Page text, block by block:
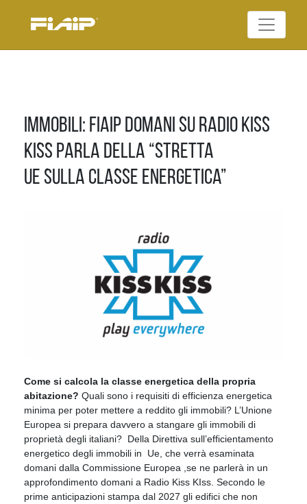
Federazione Italiana
Immobili: Fiaip domani su Radio Kiss
Kiss parla della “stretta
Ue sulla classe energetica”
Come si calcola la classe energetica della propria
abitazione? Quali sono i requisiti di efficienza energetica
minima per poter mettere a reddito gli immobili? L’Unione
Europea si prepara davvero a stangare gli immobili di
proprietà degli italiani? Della Direttiva sull’efficientamento
energetico degli immobili in Ue, che verrà esaminata
domani dalla Commissione Europea ,se ne parlerà in un
approfondimento domani a Radio Kiss KIss. Secondo le
prime anticipazioni stampa dal 2027 gli edifici che non